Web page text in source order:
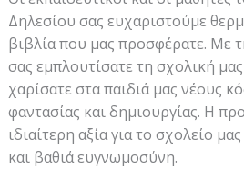
Δηλεσίου σας ευχαριστούμε
βιβλία που μας προσφέρατε. Με
σας εμπλουτίσατε τη σχολική
χαρίσατε στα παιδιά μας νέους
φαντασίας και δημιουργίας. Η
ιδιαίτερη αξία για το σχολείο
και βαθιά ευγνωμοσύνη.